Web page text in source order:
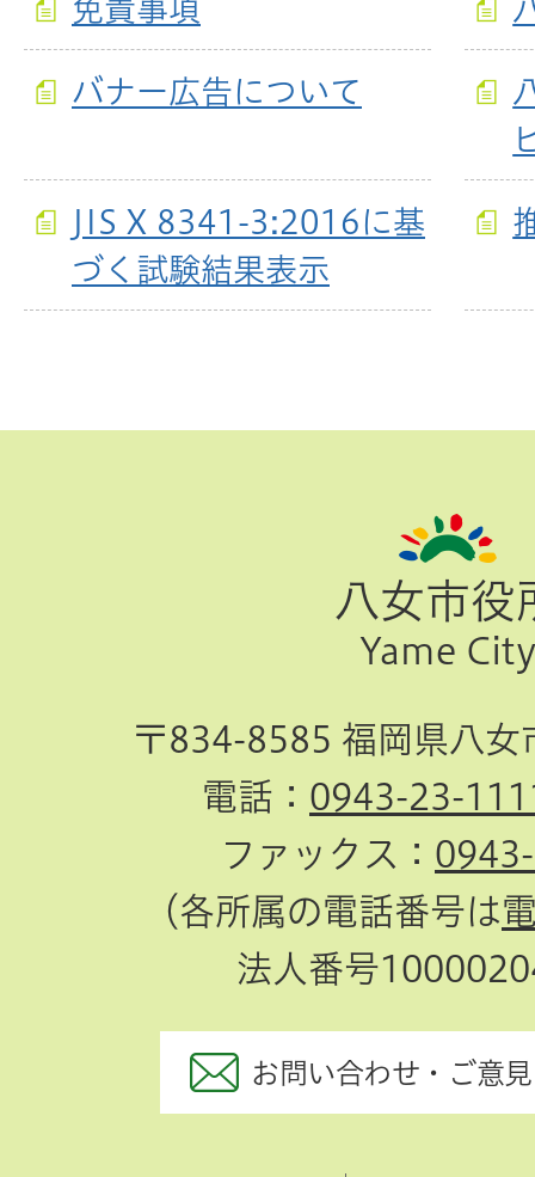
免責事項
バナー広告について
JIS X 8341-3:2016に基
づく試験結果表示
八女市役
Yame City
〒834-8585 福岡県八女
電話： 0943-23-
ファックス：
（各所属の電話番号は
法人番号
お問い合わせ・ご意